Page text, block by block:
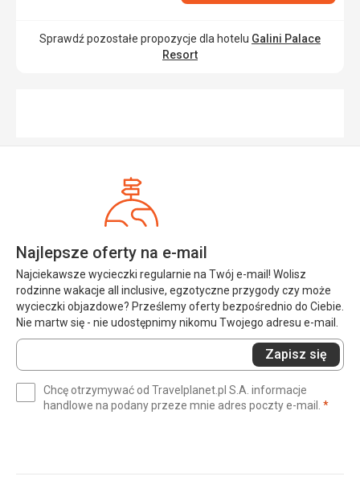
Sprawdź pozostałe propozycje dla hotelu Galini Palace
Resort
Najlepsze oferty na e-mail
Najciekawsze wycieczki regularnie na Twój e-mail! Wolisz
rodzinne wakacje all inclusive, egzotyczne przygody czy może
wycieczki objazdowe? Prześlemy oferty bezpośrednio do Ciebie.
Nie martw się - nie udostępnimy nikomu Twojego adresu e-mail.
Wprowadź
swój
(wymagane)
Zapisz się
Chcę otrzymywać od Travelplanet.pl S.A. informacje
handlowe na podany przeze mnie adres poczty e-mail. *